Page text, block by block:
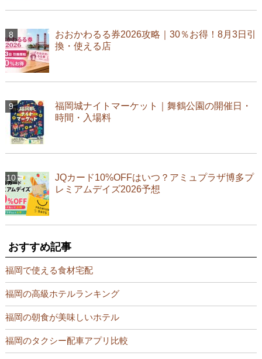
おおかわるる券2026攻略｜30％お得！8月3日引
換・使える店
福岡城ナイトマーケット｜舞鶴公園の開催日・
時間・入場料
JQカード10%OFFはいつ？アミュプラザ博多プ
レミアムデイズ2026予想
おすすめ記事
福岡で使える食材宅配
福岡の高級ホテルランキング
福岡の朝食が美味しいホテル
福岡のタクシー配車アプリ比較